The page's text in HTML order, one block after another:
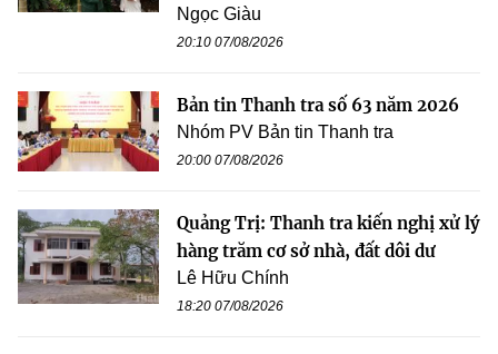
Ngọc Giàu
20:10 07/08/2026
Bản tin Thanh tra số 63 năm 2026
Nhóm PV Bản tin Thanh tra
20:00 07/08/2026
Quảng Trị: Thanh tra kiến nghị xử lý
hàng trăm cơ sở nhà, đất dôi dư
Lê Hữu Chính
18:20 07/08/2026